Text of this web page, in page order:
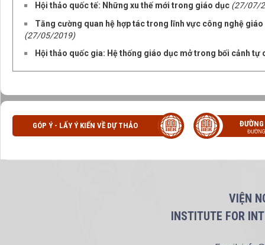
Hội thảo quốc tế: Những xu thế mới trong giáo dục (27/07/
Tăng cường quan hệ hợp tác trong lĩnh vực công nghệ
(27/05/2019)
Hội thảo quốc gia: Hệ thống giáo dục mở trong bối cảnh tự
GÓP Ý - LẤY Ý KIẾN VỀ DỰ THẢO
VIỆN
INSTITUTE FOR